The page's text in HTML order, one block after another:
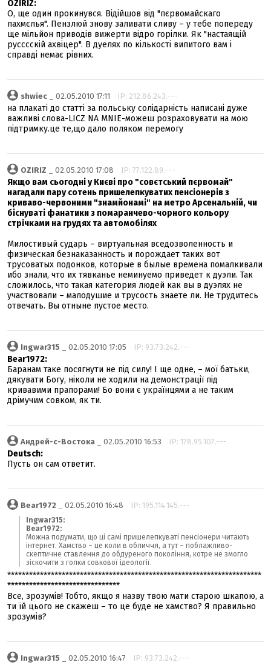
OZIRIZ:
О, ще один прокинувся. Відійшов від "пєрвомайскаго
пахмєлья". Пензлюй знову заливати сливу – у тебе попереду
ще мільйон приводів вижерти відро горілки. Як "настаящій
русссскій ахвіцер". В дуелях по кількості випитого вам і
справді немає рівних.
shwiec _ 02.05.2010 17:11 IP: 212.86.243.---
на плакаті до статті за польську солідарність написані дуже
важливі слова-LICZ NA MNIE-можеш розраховувати на мою
підтримку.це те,що дало поляком перемогу
OZIRIZ _ 02.05.2010 17:08 IP: 77.122.89.---
Якщо вам сьогодні у Києві про "совєтський пєрвомай"
нагадали пару сотень пришелепкуватих пенсіонерів з
криваво-червоними "знамйонамі" на метро Арсенальній, чи
біснуваті фанатики з помаранчево-чорного кольору
стрічками на грудях та автомобілях
Милостивый сударь – виртуальная вседозволенность и
физическая безнаказанность и порождает таких вот
трусоватых подонков, которые в былые времена помалкивали
ибо знали, что их тявканье неминуемо приведет к дуэли. Так
сложилось, что такая категория людей как вы в дуэлях не
участвовали – малодушие и трусость знаете ли. Не трудитесь
отвечать. Вы отныне пустое место.
Ingwar315 _ 02.05.2010 17:05 IP: 93.73.242.---
Bear1972:
Баранам таке посягнути не під силу! І ще одне, – мої батьки,
дякувати Богу, ніколи не ходили на демонстрації під
кривавими прапорами! Бо вони є українцями а не таким
дрімучим совком, як ти.
Андрей-с-Востока _ 02.05.2010 16:53 IP: 178.95.107.---
Deutsch:
Пусть он сам ответит.
Bear1972 _ 02.05.2010 16:48 IP: 195.114.145.---
Ingwar315:
Bear1972:
Можна подумати, що ці самі пришелепкуваті пенсіонери читають
інтернет. Хамство – це коли в обличчя, а тут – поблажливо-
скептичне ставлення до обдуреного покоління, котре не змогло
зіскочити з голки совкової ідеології.
**********************************************************************
*******************************
Все, зрозумів! Тобто, якщо я назву твою мати старою шкапою, а
ти їй цього не скажеш – то це буде не хамство? Я правильно
зрозумів?
Ingwar315 _ 02.05.2010 16:47 IP: 93.73.242.---